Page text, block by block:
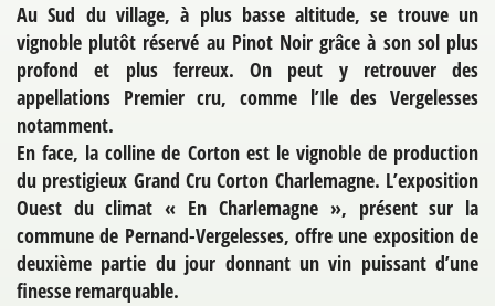
Au Sud du village, à plus basse altitude, se trouve un
vignoble plutôt réservé au Pinot Noir grâce à son sol plus
profond et plus ferreux. On peut y retrouver des
appellations Premier cru, comme l’Ile des Vergelesses
notamment.
En face, la colline de Corton est le vignoble de production
du prestigieux Grand Cru Corton Charlemagne. L’exposition
Ouest du climat « En Charlemagne », présent sur la
commune de Pernand-Vergelesses, offre une exposition de
deuxième partie du jour donnant un vin puissant d’une
finesse remarquable.